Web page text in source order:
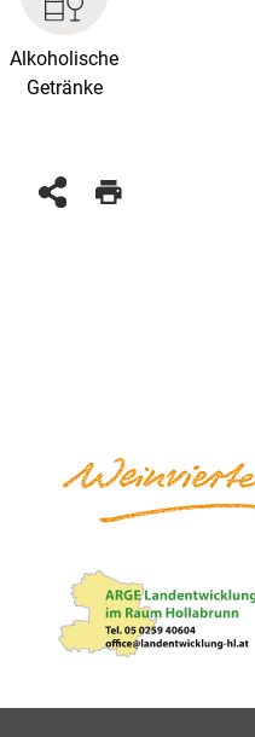
Alkoholische
Getränke